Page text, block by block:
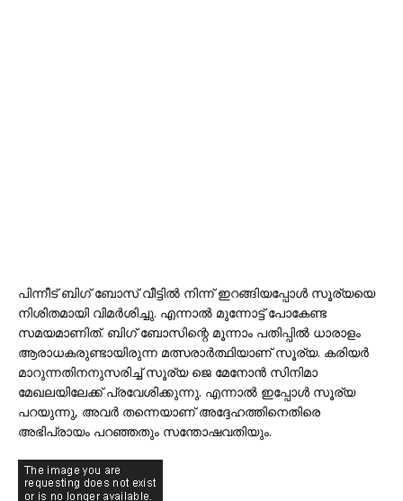
പിന്നീട് ബിഗ് ബോസ് വീട്ടിൽ നിന്ന് ഇറങ്ങിയപ്പോൾ സൂര്യയെ
നിശിതമായി വിമർശിച്ചു. എന്നാൽ മുന്നോട്ട് പോകേണ്ട
സമയമാണിത്. ബിഗ് ബോസിന്റെ മൂന്നാം പതിപ്പിൽ ധാരാളം
ആരാധകരുണ്ടായിരുന്ന മത്സരാർത്ഥിയാണ് സൂര്യ. കരിയർ
മാറുന്നതിനനുസരിച്ച് സൂര്യ ജെ മേനോൻ സിനിമാ
മേഖലയിലേക്ക് പ്രവേശിക്കുന്നു. എന്നാൽ ഇപ്പോൾ സൂര്യ
പറയുന്നു, അവർ തന്നെയാണ് അദ്ദേഹത്തിനെതിരെ
അഭിപ്രായം പറഞ്ഞതും സന്തോഷവതിയും.